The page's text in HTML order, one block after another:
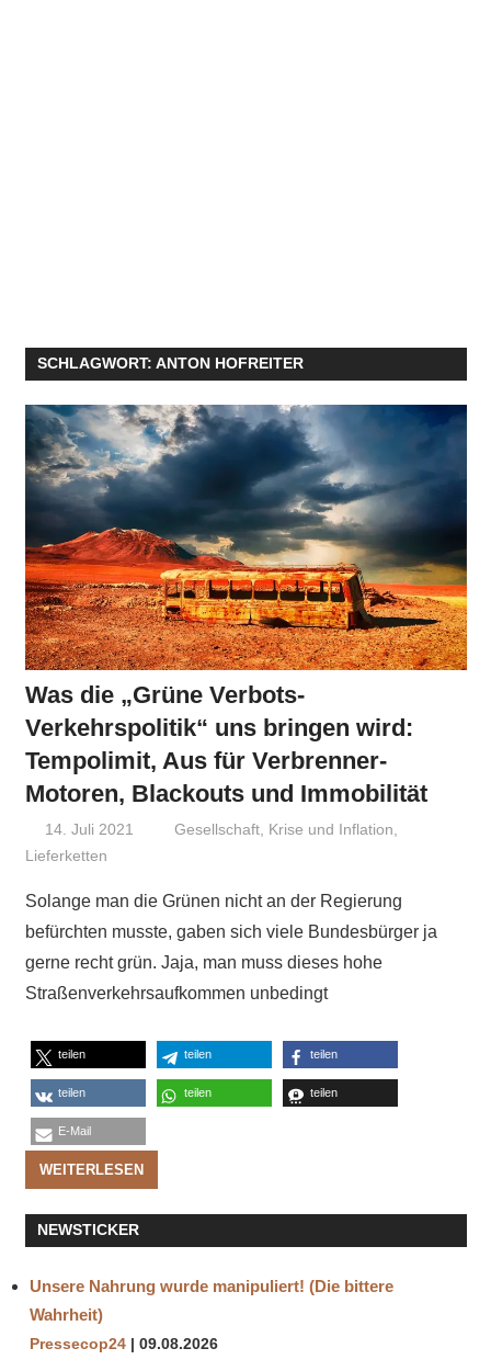
SCHLAGWORT: ANTON HOFREITER
Was die „Grüne Verbots-
Verkehrspolitik“ uns bringen wird:
Tempolimit, Aus für Verbrenner-
Motoren, Blackouts und Immobilität
14. Juli 2021 Niki Vogt
Gesellschaft, Krise und Inflation,
Lieferketten
Solange man die Grünen nicht an der Regierung
befürchten musste, gaben sich viele Bundesbürger ja
gerne recht grün. Jaja, man muss dieses hohe
Straßenverkehrsaufkommen unbedingt
teilen teilen teilen
teilen teilen teilen
E-Mail
WEITERLESEN
NEWSTICKER
Unsere Nahrung wurde manipuliert! (Die bittere
Wahrheit)
Pressecop24 09.08.2026